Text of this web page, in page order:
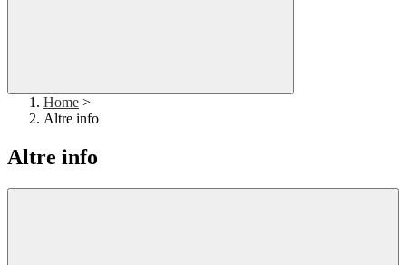
Home >
Altre info
Altre info